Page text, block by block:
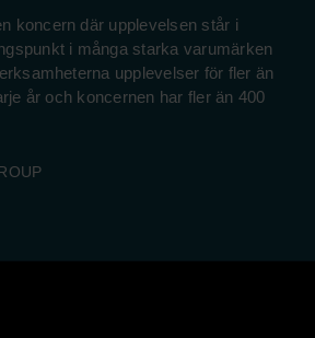
koncern där upplevelsen står i
i många starka varumärken
upplevelser för fler än
år och koncernen har fler än 400